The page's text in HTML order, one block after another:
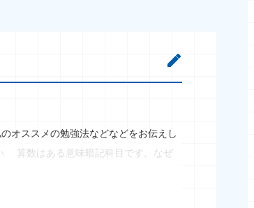
オススメの勉強法などなどをお伝えし
算数はある意味暗記科目です。なぜ